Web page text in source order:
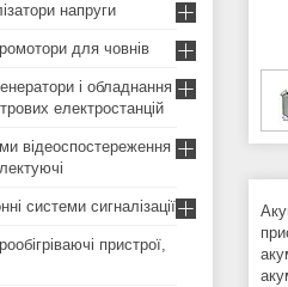
напруги
для човнів
і обладнання
електростанцій
відеоспостереження
системи сигналізації
пристрої,